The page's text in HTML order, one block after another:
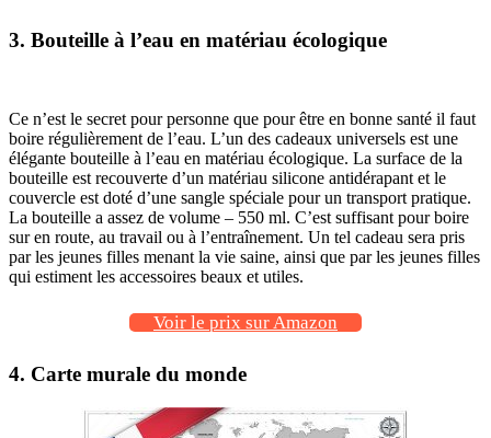
3. Bouteille à l’eau en matériau écologique
Ce n’est le secret pour personne que pour être en bonne santé il faut
boire régulièrement de l’eau. L’un des cadeaux universels est une
élégante bouteille à l’eau en matériau écologique. La surface de la
bouteille est recouverte d’un matériau silicone antidérapant et le
couvercle est doté d’une sangle spéciale pour un transport pratique.
La bouteille a assez de volume – 550 ml. C’est suffisant pour boire
sur en route, au travail ou à l’entraînement. Un tel cadeau sera pris
par les jeunes filles menant la vie saine, ainsi que par les jeunes filles
qui estiment les accessoires beaux et utiles.
Voir le prix sur Amazon
4. Carte murale du monde